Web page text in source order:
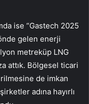
ise “Gastech 2025
gelen enerji
metreküp LNG
attık. Bölgesel ticari
de imkan
adına hayırlı